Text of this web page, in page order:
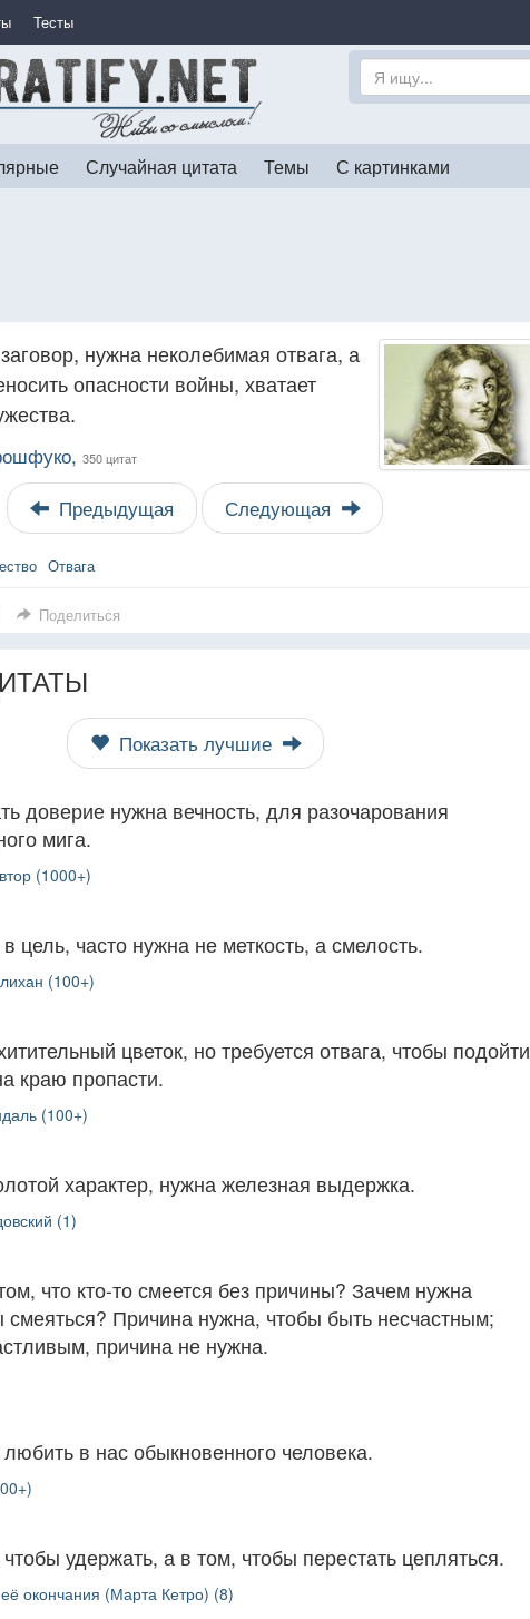
Тесты
Случайная цитата Темы С картинками
нужна неколебимая отвага, а
опасности войны, хватает
350 цитат
Предыдущая Следующая
Отвага
Поделиться
Показать лучшие
доверие нужна вечность, для разочарования
мига.
(1000+)
цель, часто нужна не меткость, а смелость.
(100+)
цветок, но требуется отвага, чтобы подойти
краю пропасти.
(100+)
характер, нужна железная выдержка.
(1)
что кто-то смеется без причины? Зачем нужна
смеяться? Причина нужна, чтобы быть несчастным;
причина не нужна.
любить в нас обыкновенного человека.
удержать, а в том, чтобы перестать цепляться.
окончания (Марта Кетро) (8)